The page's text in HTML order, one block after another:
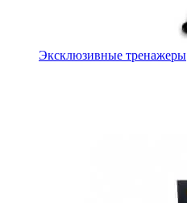
Эксклюзивные тренажеры